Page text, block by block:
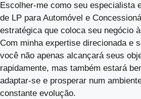
Escolher-me como seu especialista
de LP para Automóvel e
estratégica que coloca seu negócio
Com minha expertise direcionada e
você não apenas alcançará seus
rapidamente, mas também estará
adaptar-se e prosperar num
constante evolução.